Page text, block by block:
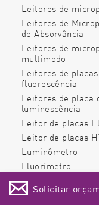
Solicitar
Leitores de
Leitores de
de Absorvância
Leitores de
multimodo
Leitores de
fluorescência
Leitores de placa
luminescência
Leitor de placas
Leitor de placas
Luminômetro
Fluorímetro
Espectrofotômetro
microplacas